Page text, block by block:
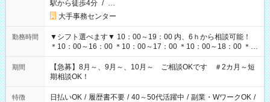
駅から徒歩4分 / …
大手事務センター
勤務時間
▼シフト選べます▼ 10：00～19：00 内、6ｈから相談可能！
＊10：00～16：00 ＊10：00～17：00 ＊10：00～18：00 ＊
11：00～19：00 ＊12：00～19：00 ＊13：00～19：00
期間
【急募】8月～、9月～、10月～ ご相談OKです ＃2カ月～短
期相談OK！
特徴 日払いOK / 履歴書不要 / 40～50代活躍中 / 副業・WワークOK /